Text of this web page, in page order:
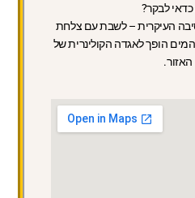
לבקר?
העיקרית – לשבת עם צלחת
הופך לאגדה הקולינרית של
האזור.